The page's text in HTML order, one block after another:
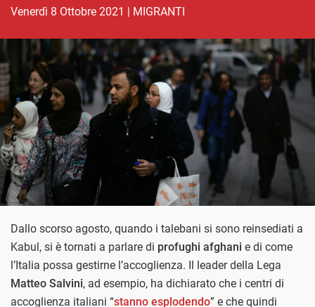
venerdì 8 Ottobre 2021 | MIGRANTI
Dallo scorso agosto, quando i talebani si sono reinsediati a
Kabul, si è tornati a parlare di profughi afghani e di come
l’Italia possa gestirne l’accoglienza. Il leader della Lega
Matteo Salvini, ad esempio, ha dichiarato che i centri di
accoglienza italiani “stanno esplodendo” e che quindi